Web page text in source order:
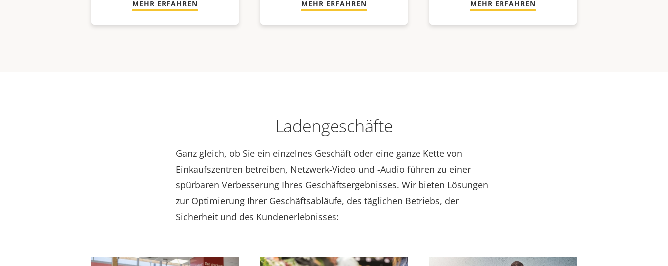
MEHR ERFAHREN MEHR ERFAHREN MEHR ERFAHREN
Ladengeschäfte
Ganz gleich, ob Sie ein einzelnes Geschäft oder eine ganze Kette von
Einkaufszentren betreiben, Netzwerk-Video und -Audio führen zu einer
spürbaren Verbesserung Ihres Geschäftsergebnisses. Wir bieten Lösungen
zur Optimierung Ihrer Geschäftsabläufe, des täglichen Betriebs, der
Sicherheit und des Kundenerlebnisses: